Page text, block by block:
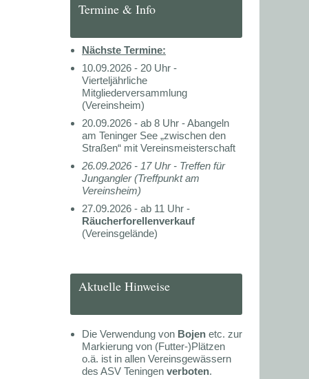
Termine & Info
Nächste Termine:
10.09.2026 - 20 Uhr -
Vierteljährliche
Mitgliederversammlung
(Vereinsheim)
20.09.2026 - ab 8 Uhr - Abangeln
am Teninger See „zwischen den
Straßen“ mit Vereinsmeisterschaft
26.09.2026 - 17 Uhr - Treffen für
Jungangler (Treffpunkt am
Vereinsheim)
27.09.2026 - ab 11 Uhr -
Räucherforellenverkauf
(Vereinsgelände)
Aktuelle Hinweise
Die Verwendung von Bojen etc. zur
Markierung von (Futter-)Plätzen
o.ä. ist in allen Vereinsgewässern
des ASV Teningen verboten.